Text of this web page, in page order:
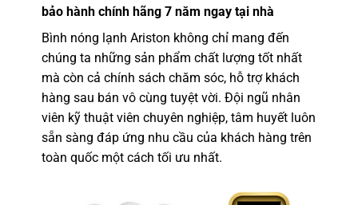
bảo hành chính hãng 7 năm ngay tại nhà
Bình nóng lạnh Ariston không chỉ mang đến
chúng ta những sản phẩm chất lượng tốt nhất
mà còn cả chính sách chăm sóc, hỗ trợ khách
hàng sau bán vô cùng tuyệt vời. Đội ngũ nhân
viên kỹ thuật viên chuyên nghiệp, tâm huyết luôn
sẵn sàng đáp ứng nhu cầu của khách hàng trên
toàn quốc một cách tối ưu nhất.